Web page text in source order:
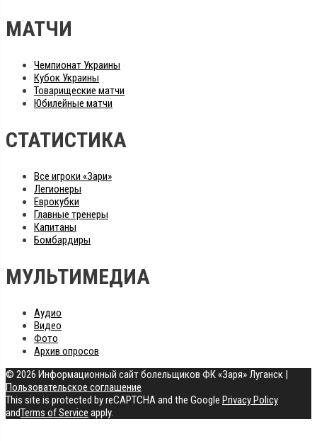
МАТЧИ
Чемпионат Украины
Кубок Украины
Товарищеские матчи
Юбилейные матчи
СТАТИСТИКА
Все игроки «Зари»
Легионеры
Еврокубки
Главные тренеры
Капитаны
Бомбардиры
МУЛЬТИМЕДИА
Аудио
Видео
Фото
Архив опросов
© 2026 Информационный сайт болельщиков ФК «Заря» Луганск |
Пользовательское соглашение
This site is protected by reCAPTCHA and the Google Privacy Policy
andTerms of Service apply.